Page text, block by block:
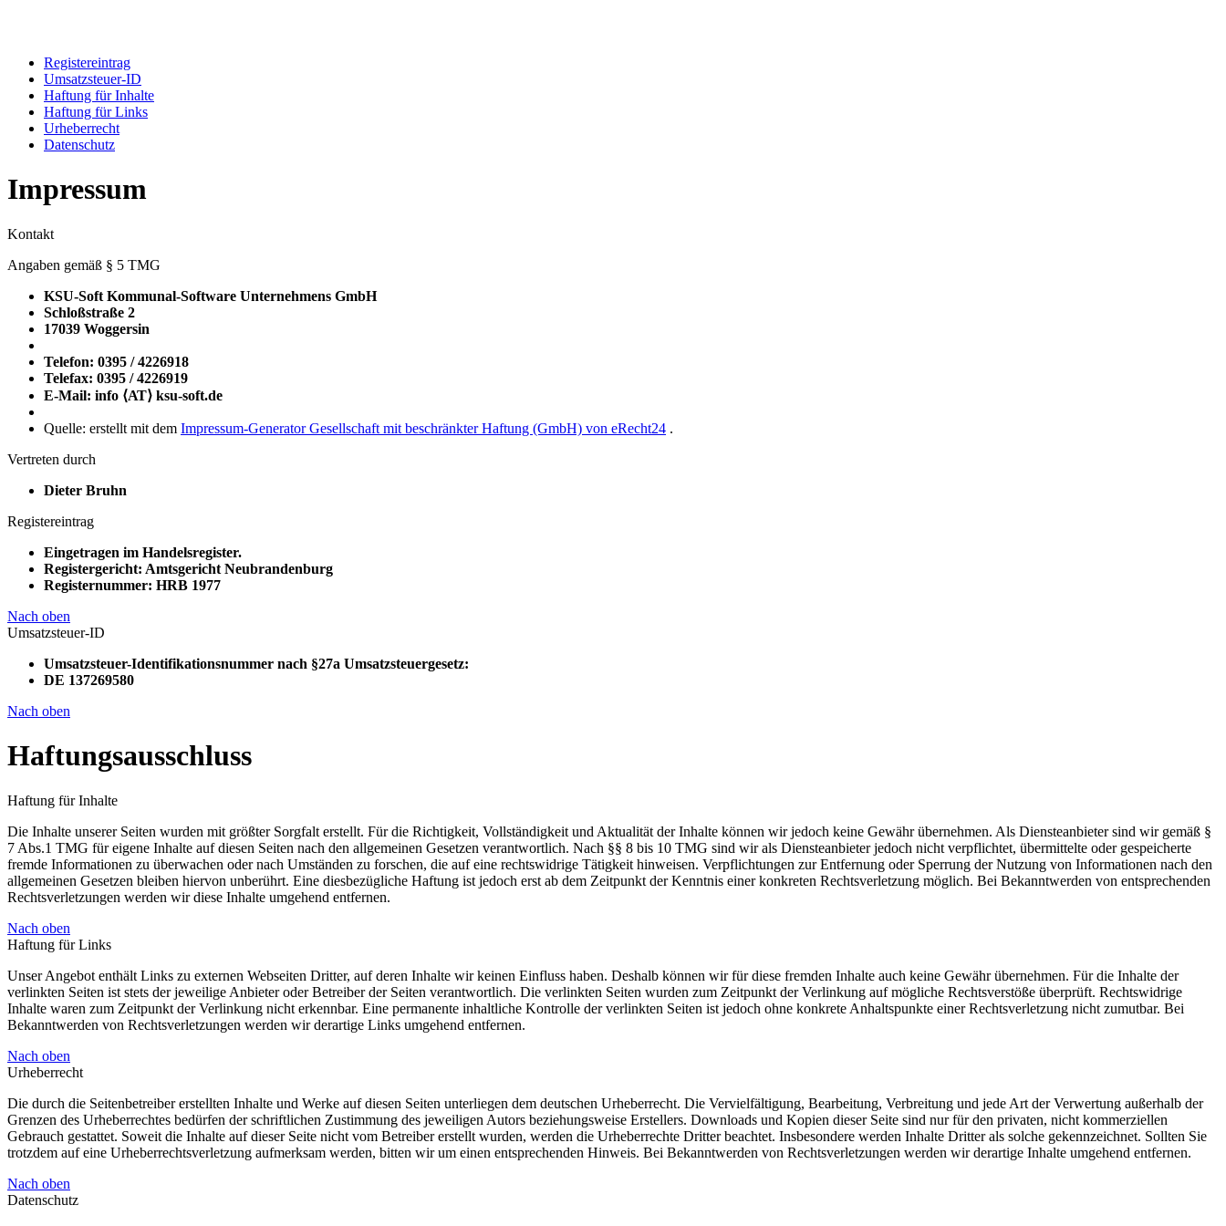
Registereintrag
Umsatzsteuer-ID
Haftung für Inhalte
Haftung für Links
Urheberrecht
Datenschutz
Impressum
Kontakt
Angaben gemäß § 5 TMG
KSU-Soft Kommunal-Software Unternehmens GmbH
Schloßstraße 2
17039 Woggersin
Telefon: 0395 / 4226918
Telefax: 0395 / 4226919
E-Mail: info ⟨ΑΤ⟩ ksu-soft.de
Quelle: erstellt mit dem Impressum-Generator Gesellschaft mit beschränkter Haftung (GmbH) von eRecht24 .
Vertreten durch
Dieter Bruhn
Registereintrag
Eingetragen im Handelsregister.
Registergericht: Amtsgericht Neubrandenburg
Registernummer: HRB 1977
Nach oben
Umsatzsteuer-ID
Umsatzsteuer-Identifikationsnummer nach §27a Umsatzsteuergesetz:
DE 137269580
Nach oben
Haftungsausschluss
Haftung für Inhalte
Die Inhalte unserer Seiten wurden mit größter Sorgfalt erstellt. Für die Richtigkeit, Vollständigkeit und Aktualität der Inhalte können wir jedoch keine Gewähr übernehmen. Als Diensteanbieter sind wir gemäß §
7 Abs.1 TMG für eigene Inhalte auf diesen Seiten nach den allgemeinen Gesetzen verantwortlich. Nach §§ 8 bis 10 TMG sind wir als Diensteanbieter jedoch nicht verpflichtet, übermittelte oder gespeicherte
fremde Informationen zu überwachen oder nach Umständen zu forschen, die auf eine rechtswidrige Tätigkeit hinweisen. Verpflichtungen zur Entfernung oder Sperrung der Nutzung von Informationen nach den
allgemeinen Gesetzen bleiben hiervon unberührt. Eine diesbezügliche Haftung ist jedoch erst ab dem Zeitpunkt der Kenntnis einer konkreten Rechtsverletzung möglich. Bei Bekanntwerden von entsprechenden
Rechtsverletzungen werden wir diese Inhalte umgehend entfernen.
Nach oben
Haftung für Links
Unser Angebot enthält Links zu externen Webseiten Dritter, auf deren Inhalte wir keinen Einfluss haben. Deshalb können wir für diese fremden Inhalte auch keine Gewähr übernehmen. Für die Inhalte der
verlinkten Seiten ist stets der jeweilige Anbieter oder Betreiber der Seiten verantwortlich. Die verlinkten Seiten wurden zum Zeitpunkt der Verlinkung auf mögliche Rechtsverstöße überprüft. Rechtswidrige
Inhalte waren zum Zeitpunkt der Verlinkung nicht erkennbar. Eine permanente inhaltliche Kontrolle der verlinkten Seiten ist jedoch ohne konkrete Anhaltspunkte einer Rechtsverletzung nicht zumutbar. Bei
Bekanntwerden von Rechtsverletzungen werden wir derartige Links umgehend entfernen.
Nach oben
Urheberrecht
Die durch die Seitenbetreiber erstellten Inhalte und Werke auf diesen Seiten unterliegen dem deutschen Urheberrecht. Die Vervielfältigung, Bearbeitung, Verbreitung und jede Art der Verwertung außerhalb der
Grenzen des Urheberrechtes bedürfen der schriftlichen Zustimmung des jeweiligen Autors beziehungsweise Erstellers. Downloads und Kopien dieser Seite sind nur für den privaten, nicht kommerziellen
Gebrauch gestattet. Soweit die Inhalte auf dieser Seite nicht vom Betreiber erstellt wurden, werden die Urheberrechte Dritter beachtet. Insbesondere werden Inhalte Dritter als solche gekennzeichnet. Sollten Sie
trotzdem auf eine Urheberrechtsverletzung aufmerksam werden, bitten wir um einen entsprechenden Hinweis. Bei Bekanntwerden von Rechtsverletzungen werden wir derartige Inhalte umgehend entfernen.
Nach oben
Datenschutz